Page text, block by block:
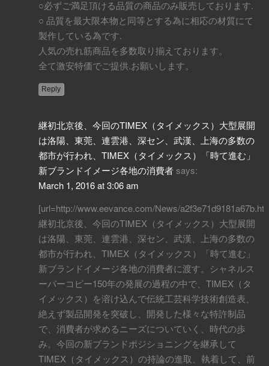
○必ずご満足頂ける品質の商品のみ販売しております.
○ 品質を最大限本物と同等とする為に相応の材質にて
製作している為です.
人気の売れ筋商品を多数取り揃えております。
全て激安特価でご提供.お願いします。
Reply
継初北京後、今回のTIMEX（タイメックス）大型展開
は洛陽、東莞、連雲港、深セン、武漢、上海の多数の
都市が行われ、TIMEX（タイメックス）「時て進む」
新ブランドイメージ各地の消費者 says:
March 1, 2016 at 3:06 am
[url=http://www.eevance.com/News/
継初北京後、今回のTIMEX（タイメックス）大型展開
は洛陽、東莞、連雲港、深セン、武漢、上海の多数の
都市が行われ、TIMEX（タイメックス）「時て進む」
新ブランドイメージ各地の消費者に渡す。シャネルス
ーパーコピー150年の発展の過程の中で、TIMEX（タ
イメックス）を溶け込んで伝統工芸科学技術創造表、
絶えず製品開発を突破し、開発した様々な特許制品
で、消費者が求めるニーズについていく、時代の歩
み。今回の新ブランドポジショニングを継承して
TIMEX（タイメックス）の持論の進取、執着して、前